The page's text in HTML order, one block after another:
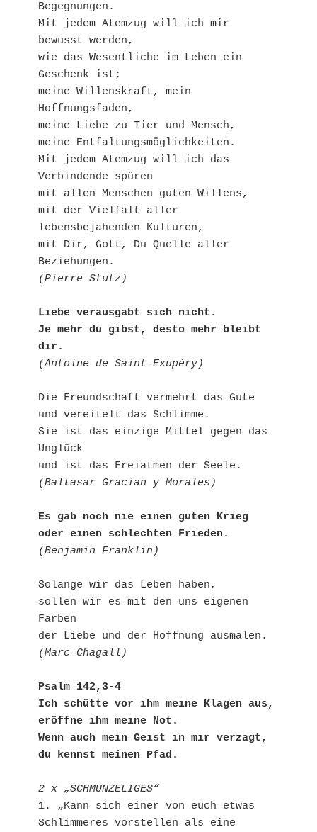
Begegnungen.
Mit jedem Atemzug will ich mir
bewusst werden,
wie das Wesentliche im Leben ein
Geschenk ist;
meine Willenskraft, mein
Hoffnungsfaden,
meine Liebe zu Tier und Mensch,
meine Entfaltungsmöglichkeiten.
Mit jedem Atemzug will ich das
Verbindende spüren
mit allen Menschen guten Willens,
mit der Vielfalt aller
lebensbejahenden Kulturen,
mit Dir, Gott, Du Quelle aller
(Pierre Stutz)
Liebe verausgabt sich nicht.
Je mehr du gibst, desto mehr bleibt
dir.
(Antoine de Saint-Exupéry)
Die Freundschaft vermehrt das Gute
und vereitelt das Schlimme.
Sie ist das einzige Mittel gegen das
Unglück
(Baltasar Gracian y Morales)
Es gab noch nie einen guten Krieg
oder einen schlechten Frieden.
(Benjamin Franklin)
Solange wir das Leben haben,
sollen wir es mit den uns eigenen
Farben
(Marc Chagall)
Psalm 142,3-4
Ich schütte vor ihm meine Klagen aus,
eröffne ihm meine Not.
Wenn auch mein Geist in mir verzagt,
du kennst meinen Pfad.
2 x „SCHMUNZELIGES“
1. „Kann sich einer von euch etwas
Schlimmeres vorstellen als eine